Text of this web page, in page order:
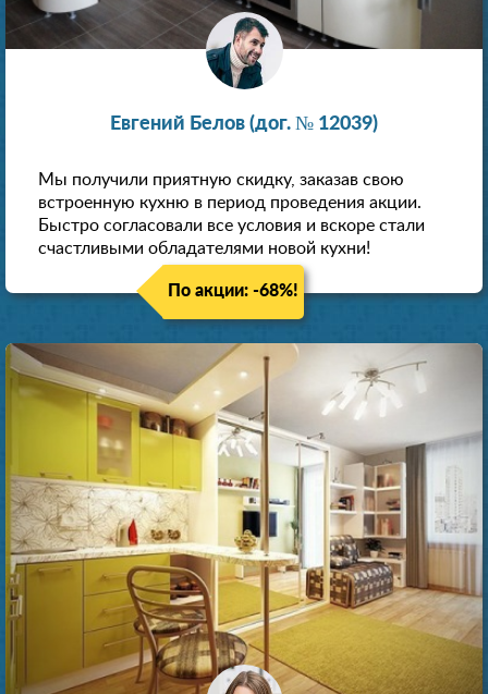
Евгений Белов (дог. № 12039)
Мы получили приятную скидку, заказав свою
встроенную кухню в период проведения акции.
Быстро согласовали все условия и вскоре стали
счастливыми обладателями новой кухни!
По акции: -68%!